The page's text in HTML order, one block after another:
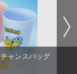
ャンスバッグ